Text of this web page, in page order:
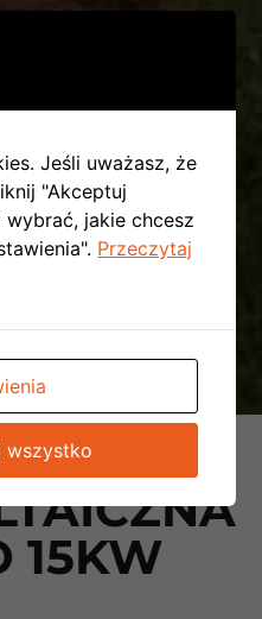
15KW
Jeśli uważasz, że
"Akceptuj
jakie chcesz
Przeczytaj
wszystko